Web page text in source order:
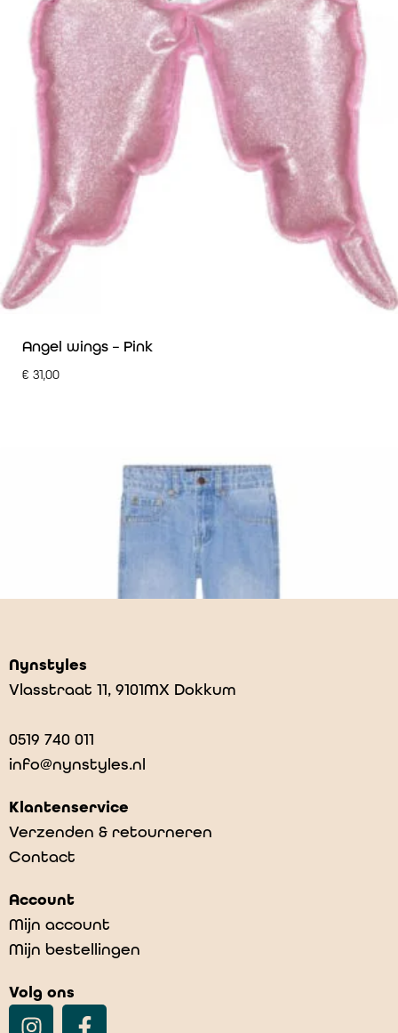
Angel wings – Pink
€ 31,00
€69,00 -
Nynstyles
Vlasstraat 11, 9101MX Dokkum
0519 740 011
info@nynstyles.nl
Klantenservice
Verzenden & retourneren
Contact
Account
Mijn account
Mijn bestellingen
Volg ons